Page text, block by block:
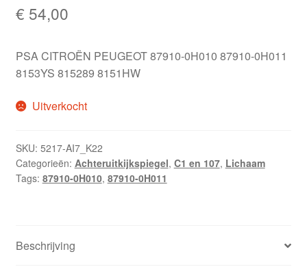
€ 54,00
PSA CITROËN PEUGEOT 87910-0H010 87910-0H011
8153YS 815289 8151HW
Uitverkocht
SKU: 5217-AI7_K22
Categorieën: Achteruitkijkspiegel, C1 en 107, Lichaam
Tags: 87910-0H010, 87910-0H011
Beschrijving